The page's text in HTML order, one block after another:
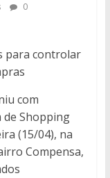
0
para controlar
com
de Shopping
(15/04), na
Compensa,